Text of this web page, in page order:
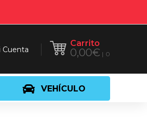
Carrito
0,00€ 0
Cuenta
VEHÍCULO